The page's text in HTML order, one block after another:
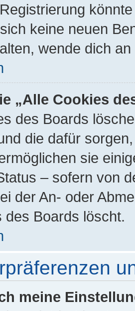
keine neuen
wende dich
„Alle Cookies
des Boards
die dafür
sie
– sofern von
der An- oder
des Boards löscht.
meine